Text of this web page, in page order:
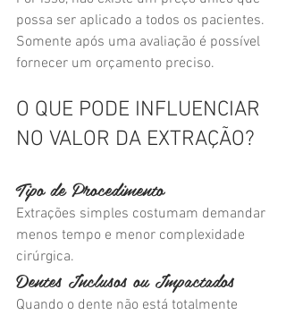
possa ser aplicado a todos os pacientes.
Somente após uma avaliação é possível
fornecer um orçamento preciso.
O QUE PODE INFLUENCIAR
NO VALOR DA EXTRAÇÃO?
Tipo de Procedimento
Extrações simples costumam demandar
menos tempo e menor complexidade
cirúrgica.
Dentes Inclusos ou Impactados
Quando o dente não está totalmente